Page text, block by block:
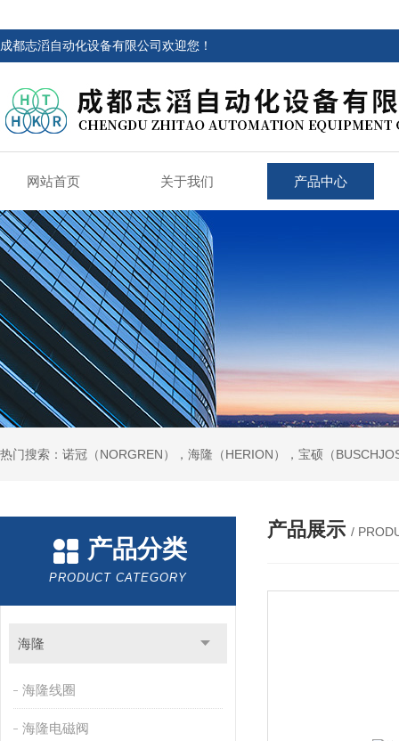
成都志滔自动化设备有限公司欢迎您！
网站首页 关于我们 产品中心
热门搜索：诺冠（NORGREN），海隆（HERION），宝硕（
产品分类
PRODUCT CATEGORY
海隆
海隆线圈
海隆电磁阀
产品展示 /